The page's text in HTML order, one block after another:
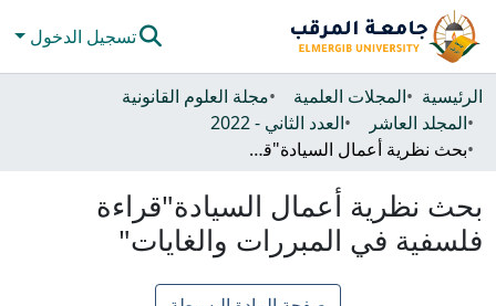
تسجيل الدخول
المجتمعات والحاويات
كل دي سبيس
الرئيسية المجلات العلمية
مجلة العلوم القانونية
المجلد العاشر
العدد الثاني - 2022
بحث نظرية أعمال السيادة"قراءة فلسفية في المبررات والغايات"
بحث نظرية أعمال السيادة"قراءة
فلسفية في المبررات والغايات"